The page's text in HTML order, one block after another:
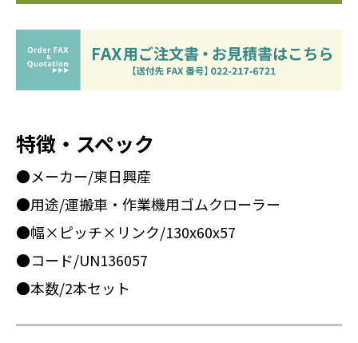
特徴・スペック
●メーカー/東日興産
●用途/運搬車・作業機用ゴムクローラー
●幅×ピッチ×リンク/130x60x57
●コード/UN136057
●本数/2本セット